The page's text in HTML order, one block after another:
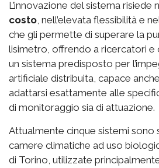
L’innovazione del sistema risiede
costo, nell’elevata flessibilità e
che gli permette di superare la
lisimetro, offrendo a ricercatori e
un sistema predisposto per
artificiale distribuita, capace
adattarsi esattamente alle
di monitoraggio sia di attuazione.
Attualmente cinque sistemi sono
camere climatiche ad uso
di Torino, utilizzate